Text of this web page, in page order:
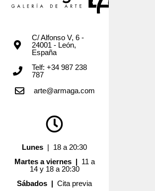
C/ Alfonso V, 6 -
24001 - León,
España
Telf: +34 987 238
787
arte@armaga.com
Lunes | 18 a 20:30
Martes a viernes | 11 a
14 y 18 a 20:30
Sábados |Cita previa